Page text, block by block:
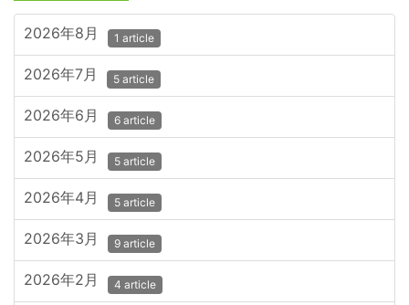
2026年8月 1 article
2026年7月 5 article
2026年6月 6 article
2026年5月 5 article
2026年4月 5 article
2026年3月 9 article
2026年2月 4 article